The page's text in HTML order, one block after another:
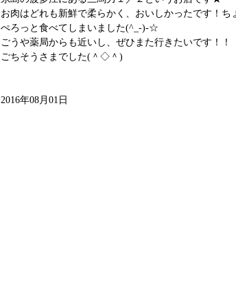
お肉はどれも新鮮で柔らかく、おいしかったです！ち
ぺろっと食べてしまいました(^_-)-☆
ごうや薬局からも近いし、ぜひまた行きたいです！！
ごちそうさまでした(＾◇＾)
2016年08月01日